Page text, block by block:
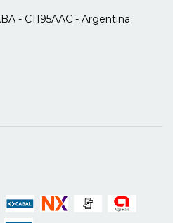
- C1195AAC - Argentina